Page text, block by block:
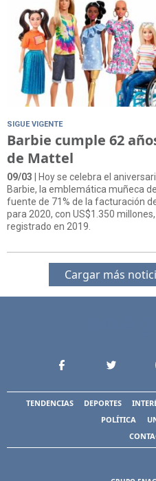
SIGUE VIGENTE
Barbie cumple 62
de Mattel
09/03 | Hoy se celebra el
Barbie, la emblemática muñeca
fuente de 71% de la facturación
para 2020, con US$1.350
registrado en 2019.
Cargar más
TENDENCIAS DEPORTES
POLÍTICA